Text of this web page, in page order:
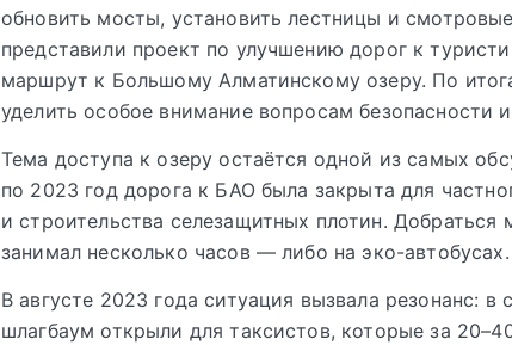
обновить мосты, установить лестницы и
представили проект по улучшению дорог к
маршрут к Большому Алматинскому озеру. По
уделить особое внимание вопросам безопасности
Тема доступа к озеру остаётся одной из самых
по 2023 год дорога к БАО была закрыта для
и строительства селезащитных плотин.
занимал несколько часов — либо на эко-автобусах.
В августе 2023 года ситуация вызвала резонанс: в
шлагбаум открыли для таксистов, которые за